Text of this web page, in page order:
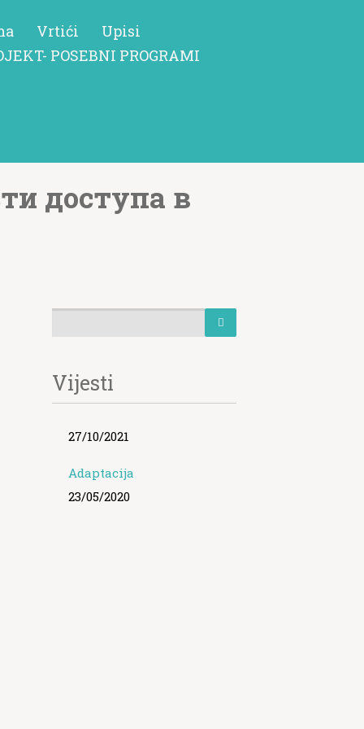
Vrtići
Upisi
POSEBNI PROGRAMI
доступа в
Vijesti
27/10/2021
Adaptacija
23/05/2020